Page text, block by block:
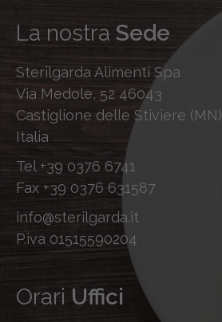
La nostra Sede
Sterilgarda Alimenti Spa
Via Medole, 52 46043
Castiglione delle Stiviere (MN)
Italia
Tel +39 0376 6741
Fax +39 0376 631587
info@sterilgarda.it
P.iva 01515590204
Orari Uffici